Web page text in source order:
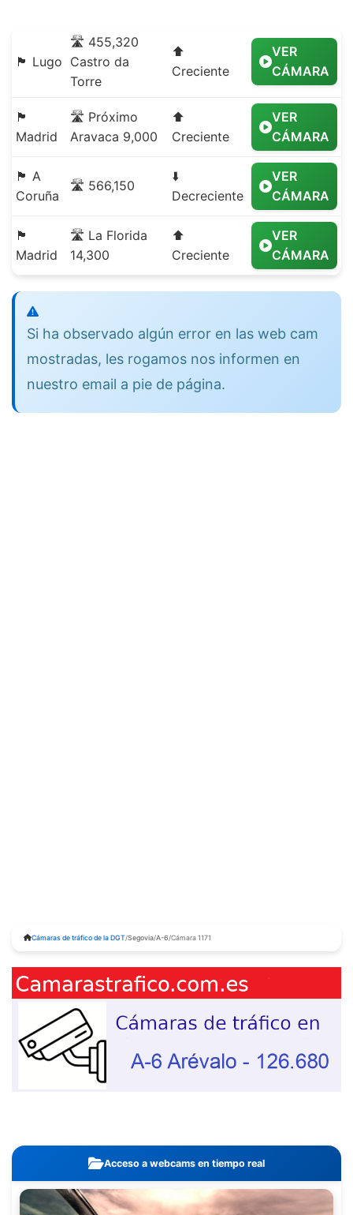
🏴 Lugo
🛣️ 455,320
Castro da
Torre
⬆️
Creciente
VER
CÁMARA
🏴
Madrid
🛣️ Próximo
Aravaca 9,000
⬆️
Creciente
VER
CÁMARA
🏴 A
Coruña
🛣️ 566,150
⬇️
Decreciente
VER
CÁMARA
🏴
Madrid
🛣️ La Florida
14,300
⬆️
Creciente
VER
CÁMARA
Si ha observado algún error en las web cam
mostradas, les rogamos nos informen en
nuestro email a pie de página.
Cámaras de tráfico de la DGT/Segovia/A-6 /Cámara 1171
Acceso a webcams en tiempo real